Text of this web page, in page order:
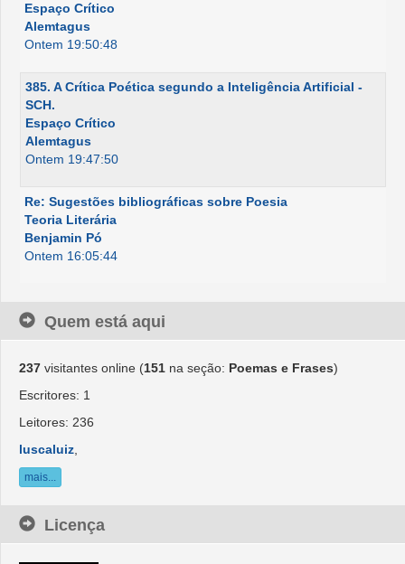
Espaço Crítico
Alemtagus
Ontem 19:50:48
385. A Crítica Poética segundo a Inteligência Artificial -
SCH.
Espaço Crítico
Alemtagus
Ontem 19:47:50
Re: Sugestões bibliográficas sobre Poesia
Teoria Literária
Benjamin Pó
Ontem 16:05:44
Quem está aqui
237 visitantes online (151 na seção: Poemas e Frases)
Escritores: 1
Leitores: 236
luscaluiz
mais...
Licença